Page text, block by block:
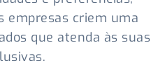
empresas criem uma
que atenda às suas